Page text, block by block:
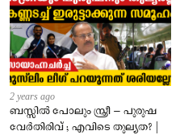
2 years ago
ബസ്സിൽ പോലും സ്ത്രീ – പുരുഷ
വേർതിരിവ് ; എവിടെ തുല്യത? |